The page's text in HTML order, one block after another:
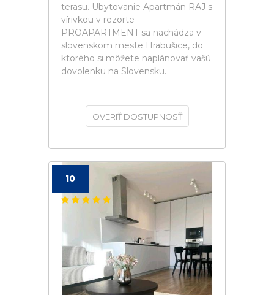
terasu. Ubytovanie Apartmán RAJ s
vírivkou v rezorte
PROAPARTMENT sa nachádza v
slovenskom meste Hrabušice, do
ktorého si môžete naplánovať vašú
dovolenku na Slovensku.
OVERIŤ DOSTUPNOSŤ
10